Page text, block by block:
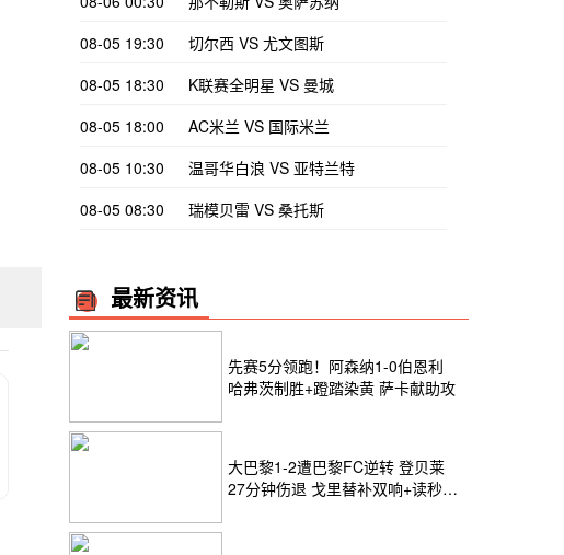
08-05 19:30
切尔西 VS 尤文图斯
08-05 18:30
K联赛全明星 VS 曼城
08-05 18:00
AC米兰 VS 国际米兰
08-05 10:30
温哥华白浪 VS 亚特兰特
08-05 08:30
瑞模贝雷 VS 桑托斯
最新资讯
先赛5分领跑！阿森纳1-0伯恩利
哈弗茨制胜+蹬踏染黄 萨卡献助攻
大巴黎1-2遭巴黎FC逆转 登贝莱
27分钟伤退 戈里替补双响+读秒绝